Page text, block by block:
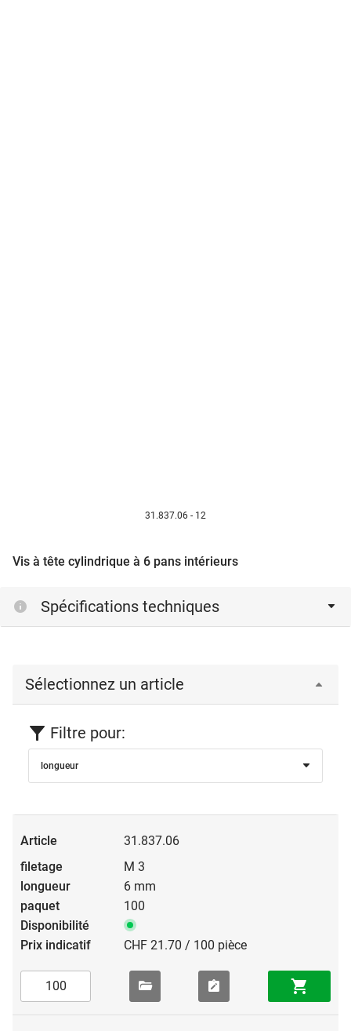
31.837.06 - 12
Vis à tête cylindrique à 6 pans intérieurs
Spécifications techniques
Sélectionnez un article
Filtre pour:
longueur
31.837.06
M 3
6 mm
100
CHF 21.70 / 100 pièce